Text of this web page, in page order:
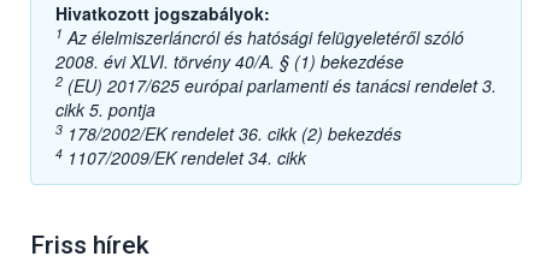
Hivatkozott jogszabályok:
1 Az élelmiszerláncról és hatósági felügyeletéről szóló
2008. évi XLVI. törvény 40/A. § (1) bekezdése
2 (EU) 2017/625 európai parlamenti és tanácsi rendelet 3.
cikk 5. pontja
3 178/2002/EK rendelet 36. cikk (2) bekezdés
4 1107/2009/EK rendelet 34. cikk
Friss hírek